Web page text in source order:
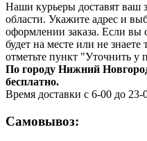
Наши курьеры доставят ваш
области. Укажите адрес и
оформлении заказа. Если вы
будет на месте или не
отметьте пункт "Уточнить у
По городу Нижний
бесплатно.
Время доставки с 6-00 до 23-
Самовывоз: